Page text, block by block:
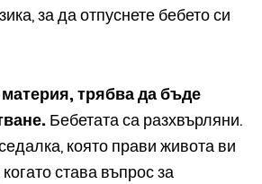
за да отпуснете бебето си
трябва да бъде
Бебетата са разхвърляни.
която прави живота ви
става въпрос за